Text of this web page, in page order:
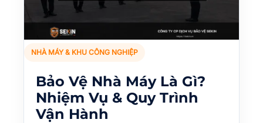
NHÀ MÁY & KHU CÔNG NGHIỆP
Bảo Vệ Nhà Máy Là Gì?
Nhiệm Vụ & Quy Trình
Vận Hành